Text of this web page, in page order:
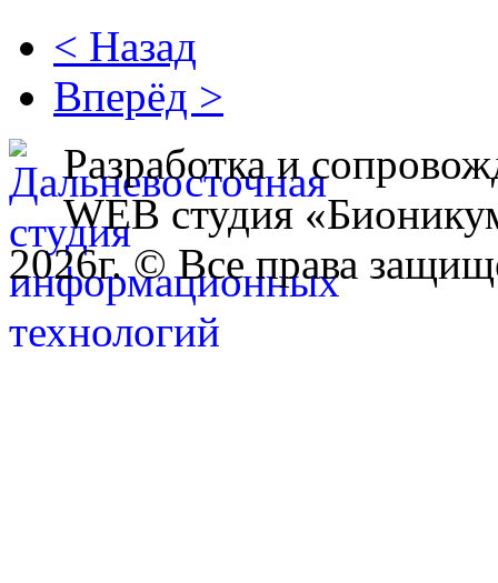
< Назад
Вперёд >
Разработка и
WEB студия
2026г. © Все права